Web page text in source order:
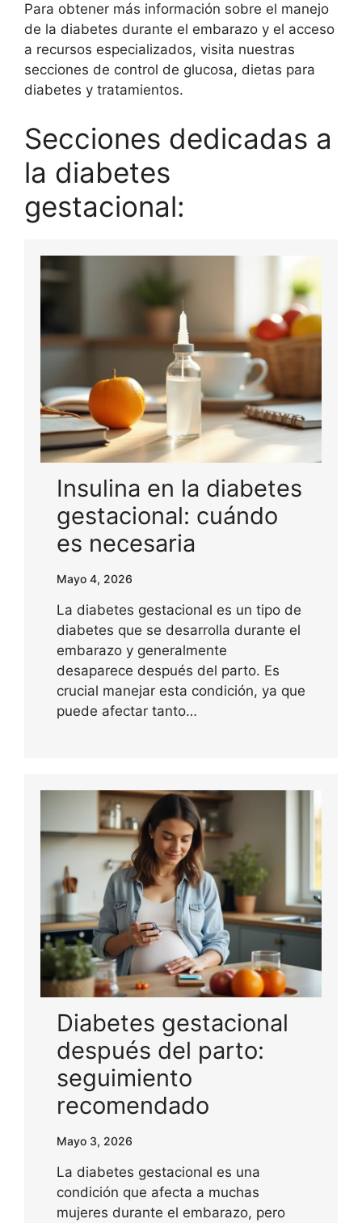
Para obtener más información sobre el manejo
de la diabetes durante el embarazo y el acceso
a recursos especializados, visita nuestras
secciones de control de glucosa, dietas para
diabetes y tratamientos.
Secciones dedicadas a
la diabetes
gestacional:
Insulina en la diabetes
gestacional: cuándo
es necesaria
Mayo 4, 2026
La diabetes gestacional es un tipo de
diabetes que se desarrolla durante el
embarazo y generalmente
desaparece después del parto. Es
crucial manejar esta condición, ya que
puede afectar tanto…
Diabetes gestacional
después del parto:
seguimiento
recomendado
Mayo 3, 2026
La diabetes gestacional es una
condición que afecta a muchas
mujeres durante el embarazo, pero